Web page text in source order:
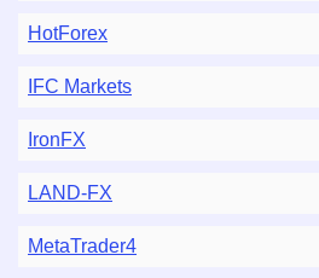
HotForex
IFC Markets
IronFX
LAND-FX
MetaTrader4